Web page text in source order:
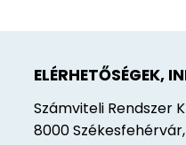
ELÉRHETŐSÉGEK,
Számviteli Rendszer
8000 Székesfehérvár,